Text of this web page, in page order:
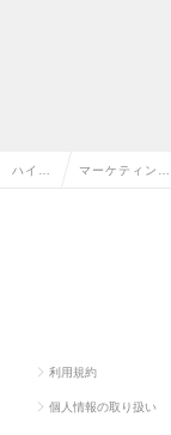
ハイク マーケティン
利用規約
個人情報の取り扱い